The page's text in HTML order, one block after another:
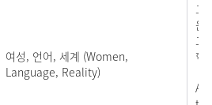
여성, 언어, 세계 (Women,
Language, Reality)
그
온
고
학
A